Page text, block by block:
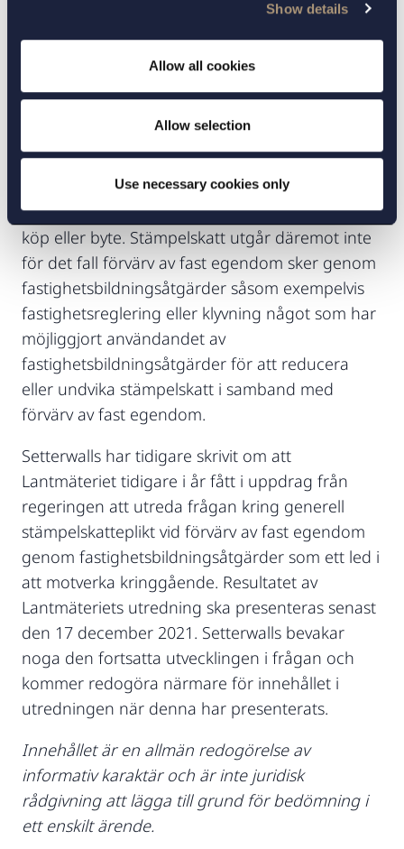
Show details
Allow all cookies
Allow selection
Use necessary cookies only
Utredning för införandet av generell
stämpelskatteplikt vid förvärv av fast
Enligt nu gällande regelverk utgår stämpelskatt
vid förvärva av fast egendom genom exempelvis
köp eller byte. Stämpelskatt utgår däremot inte
för det fall förvärv av fast egendom sker genom
fastighetsbildningsåtgärder såsom exempelvis
fastighetsreglering eller klyvning något som har
möjliggjort användandet av
fastighetsbildningsåtgärder för att reducera
eller undvika stämpelskatt i samband med
förvärv av fast egendom.
Setterwalls har tidigare skrivit om att
Lantmäteriet tidigare i år fått i uppdrag från
regeringen att utreda frågan kring generell
stämpelskatteplikt vid förvärv av fast egendom
genom fastighetsbildningsåtgärder som ett led i
att motverka kringgående. Resultatet av
Lantmäteriets utredning ska presenteras senast
den 17 december 2021. Setterwalls bevakar
noga den fortsatta utvecklingen i frågan och
kommer redogöra närmare för innehållet i
utredningen när denna har presenterats.
Innehållet är en allmän redogörelse av
informativ karaktär och är inte juridisk
rådgivning att lägga till grund för bedömning i
ett enskilt ärende.